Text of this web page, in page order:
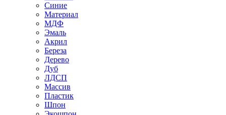
Синие
Материал
МДФ
Эмаль
Акрил
Береза
Дерево
Дуб
ЛДСП
Массив
Пластик
Шпон